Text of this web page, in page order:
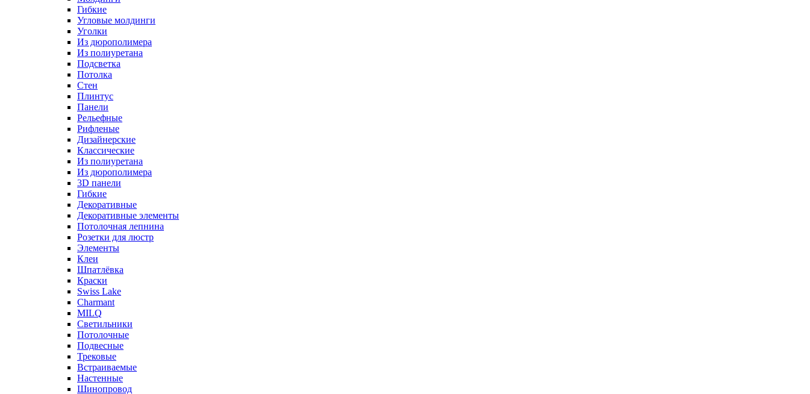
Гибкие
Угловые молдинги
Уголки
Из дюрополимера
Из полиуретана
Подсветка
Потолка
Стен
Плинтус
Панели
Рельефные
Рифленые
Дизайнерские
Классические
Из полиуретана
Из дюрополимера
3D панели
Гибкие
Декоративные
Декоративные элементы
Потолочная лепнина
Розетки для люстр
Элементы
Клеи
Шпатлёвка
Краски
Swiss Lake
Charmant
MILQ
Светильники
Потолочные
Подвесные
Трековые
Встраиваемые
Настенные
Шинопровод